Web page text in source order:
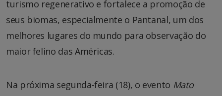
turismo regenerativo e fortalece a promoção de
seus biomas, especialmente o Pantanal, um dos
melhores lugares do mundo para observação do
maior felino das Américas.
Na próxima segunda-feira (18), o evento Mato